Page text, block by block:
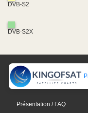
DVB-S2
DVB-S2X
Présentation / FAQ